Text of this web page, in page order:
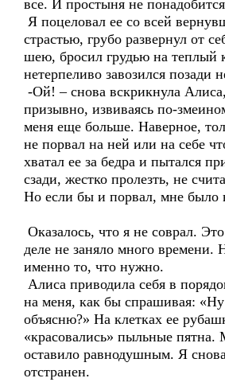
все. И простыня не
Я поцеловал ее со всей
страстью, грубо развернул от
шею, бросил грудью на теплый
нетерпеливо завозился позади
-Ой! – снова вскрикнула
призывно, извиваясь по-
меня еще больше. Наверное,
не порвал на ней или на себе
хватал ее за бедра и пытался
сзади, жестко пролезть, не
Но если бы и порвал, мне было
Оказалось, что я не соврал.
деле не заняло много времени.
именно то, что нужно.
Алиса приводила себя в
на меня, как бы спрашивая: «Ну
объясню?» На клетках ее
«красовались» пыльные пятна.
оставило равнодушным. Я
отстранен.